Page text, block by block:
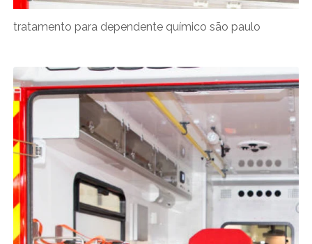
tratamento para dependente químico são paulo